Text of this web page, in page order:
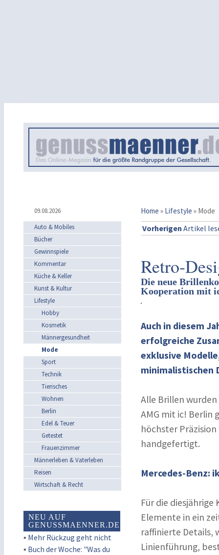
09.08.2026 Home » Lifestyle » Mode
Auto & Mobiles
Bücher
Gewinnspiele
Kommentar
Küche & Keller
Kunst & Kultur
Lifestyle
Hobby
Kosmetik
Männergesundheit
Mode
Sport
Technik
Tierisches
Wohnen
Berlin
Edel & Teuer
Getestet
Frauenzimmer
Männerleben & Vaterleben
Reisen
Wirtschaft & Recht
NEU AUF
GENUSSMAENNER.DE
▪ Mehr Rückzug geht nicht
▪ Buch der Woche: "Was du
Vorherigen Artikel
Retro-
Die neue
Kooperation mit
Auch in diesem
erfolgreiche
exklusive
minimalistischen
Alle Brillen
AMG mit ic! Berlin
höchster
handgefertigt.
Mercedes-Benz:
Für die
Elemente in ein
raffinierte Details,
Linienführung,